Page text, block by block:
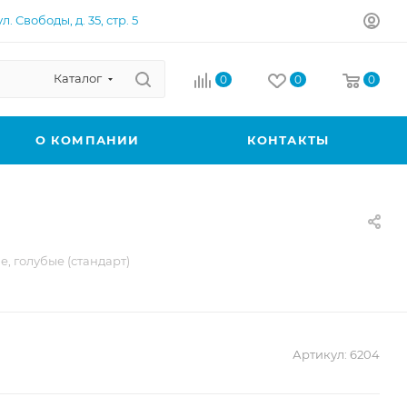
Свободы, д. 35, стр. 5
Каталог 0 0 0
О КОМПАНИИ КОНТАКТЫ
голубые (стандарт)
Артикул: 6204